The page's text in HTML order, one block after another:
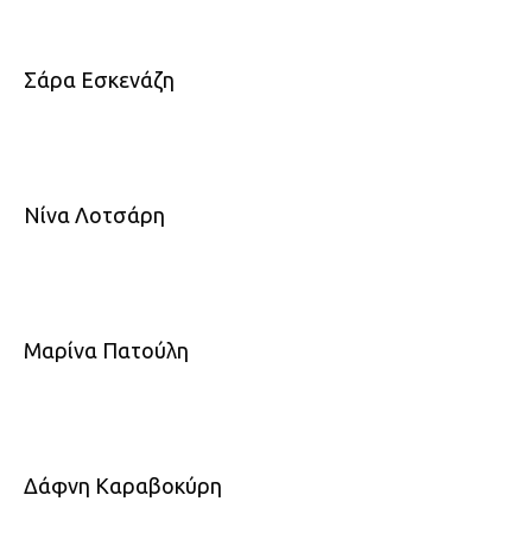
Σάρα Εσκενάζη
Νίνα Λοτσάρη
Μαρίνα Πατούλη
Δάφνη Καραβοκύρη